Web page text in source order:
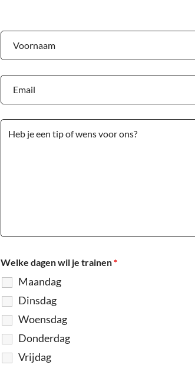
Welke dagen wil je trainen*
Maandag
Dinsdag
Woensdag
Donderdag
Vrijdag